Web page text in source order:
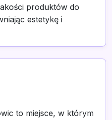
produktów do
estetykę i
to miejsce, w którym